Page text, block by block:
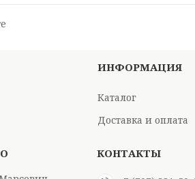
ИНФОРМАЦИЯ
Каталог
Доставка и оплата